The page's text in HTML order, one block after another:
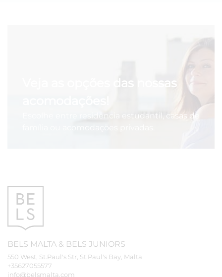
Veja as opções das nossas
Escolhe entre residência estudantil, casas de
BELS MALTA & BELS JUNIORS
550 West, St.Paul's Str, St.Paul's Bay, Malta
+35627055577
info@belsmalta.com